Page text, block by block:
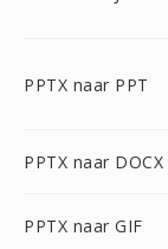
PPTX naar PPT
PPTX naar DOCX
PPTX naar GIF